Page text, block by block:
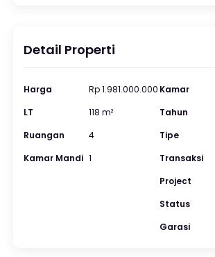
Detail Properti
Harga
Rp 1.981.000.000
LT
118 m²
Ruangan
4
Kamar Mandi 1
Kamar
Tahun
Tipe
Transaksi
Project
Status
Garasi